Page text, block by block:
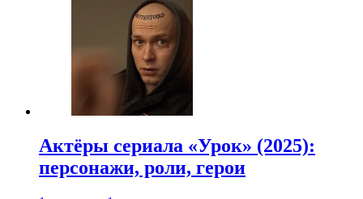
Актёры сериала «Урок» (2025):
персонажи, роли, герои